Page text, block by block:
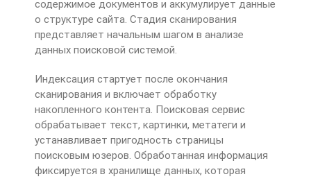
содержимое документов и аккумулирует данные
о структуре сайта. Стадия сканирования
представляет начальным шагом в анализе
данных поисковой системой.
Индексация стартует после окончания
сканирования и включает обработку
накопленного контента. Поисковая сервис
обрабатывает текст, картинки, метатеги и
устанавливает пригодность страницы
поисковым юзеров. Обработанная информация
фиксируется в хранилище данных, которая